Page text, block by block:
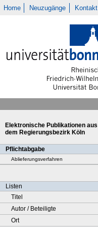
Home Neuzugänge Kontakt
Elektronische Publikationen aus
dem Regierungsbezirk Köln
Pflichtabgabe
Ablieferungsverfahren
Listen
Titel
Autor / Beteiligte
Ort